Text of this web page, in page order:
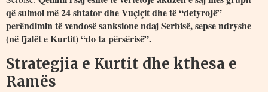
që sulmoi më 24 shtator dhe Vuçiçit dhe të “detyrojë”
perëndimin të vendosë sanksione ndaj Serbisë, sepse ndryshe
(në fjalët e Kurtit) “do ta përsërisë”.
Strategjia e Kurtit dhe kthesa e
Ramës